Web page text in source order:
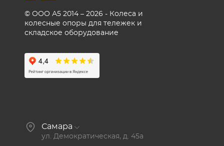
© ООО А5 2014 – 2026 - Колеса и
колесные опоры для тележек и
складское оборудование
Самара
ул. Демократическая, д. 45а